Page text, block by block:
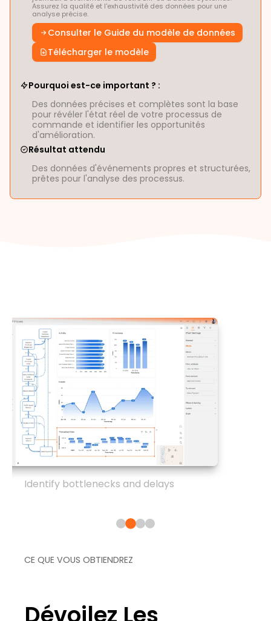
Assurez la qualité et l'exhaustivité des données pour une
analyse précise.
Consulter le Guide du modèle de données
Télécharger le modèle
Pourquoi est-ce important ? :
Des données précises et complètes sont la base
pour révéler l'état réel de votre processus de
commande et identifier les opportunités
d'amélioration.
Résultat attendu
Des données d'événements propres et structurées,
prêtes pour l'analyse des processus.
CE QUE VOUS OBTIENDREZ
Identify bottlenecks and delays